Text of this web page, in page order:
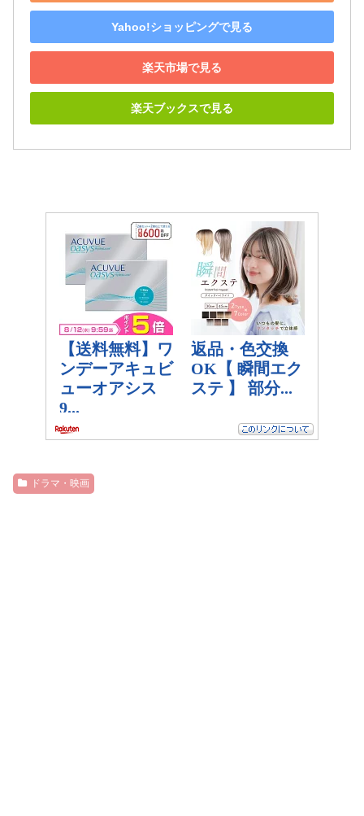
Yahoo!ショッピングで見る
楽天市場で見る
楽天ブックスで見る
ドラマ・映画